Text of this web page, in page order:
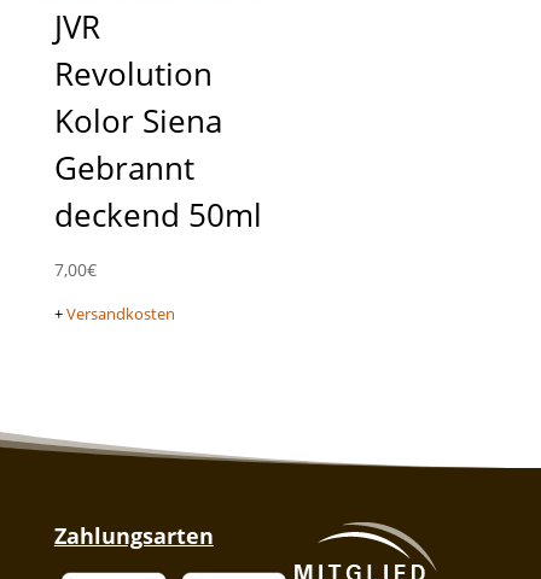
JVR
Revolution
Kolor Siena
Gebrannt
deckend 50ml
7,00€
+Versandkosten
Zahlungsarten